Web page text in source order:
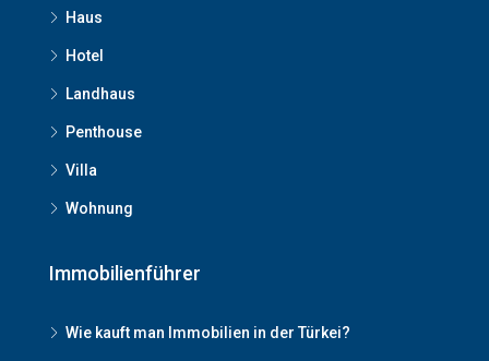
Haus
Hotel
Landhaus
Penthouse
Villa
Wohnung
Immobilienführer
Wie kauft man Immobilien in der Türkei?